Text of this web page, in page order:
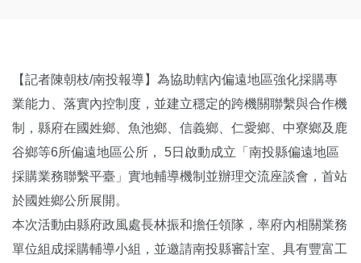
【記者陳朝枝/南投報導】為協助轄內偏遠地區強化採購專
業能力、落實內控制度，並建立穩定的跨機關聯繫與合作機
制，縣府在國姓鄉、魚池鄉、信義鄉、仁愛鄉、中寮鄉及鹿
谷鄉等6所偏遠地區公所， 5日啟動成立「南投縣偏遠地區
採購業務聯繫平臺」實地輔導機制並辦理交流座談會，首站
於國姓鄉公所展開。
本次活動由縣府政風處長林振和擔任領隊，率府內相關業務
單位組成採購輔導小組，並邀請南投縣審計室、具有豐富工